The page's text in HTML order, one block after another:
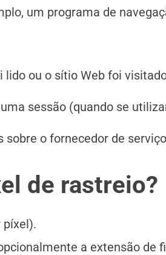
um programa de
lido ou o sítio Web foi
sessão (quando se
sobre o fornecedor de
de rastreio?
píxel).
a extensão de